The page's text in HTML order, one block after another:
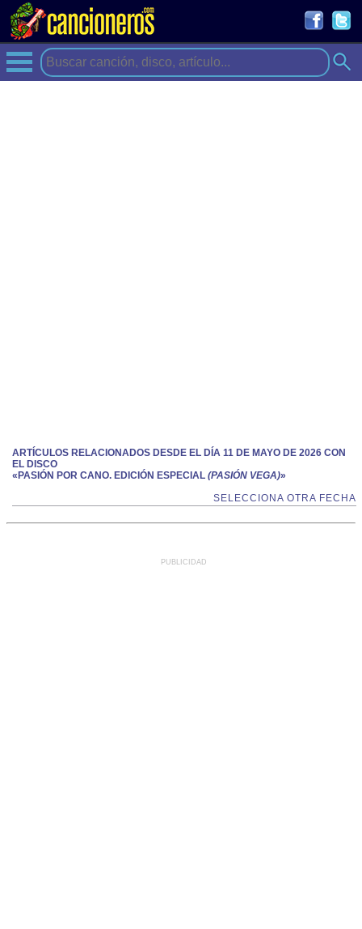
ARTÍCULOS RELACIONADOS DESDE EL DÍA 11 DE MAYO DE 2026 CON
EL DISCO
«PASIÓN POR CANO. EDICIÓN ESPECIAL (PASIÓN VEGA)»
SELECCIONA OTRA FECHA
PUBLICIDAD